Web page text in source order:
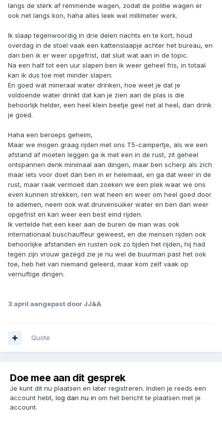
langs de sterk af remmende wagen, zodat de politie wagen er
ook net langs kon, haha alles leek wel millimeter werk.
Ik slaap tegenwoordig in drie delen nachts en te kort, houd
overdag in de stoel vaak een kattenslaapje achter het bureau, en
dan ben ik er weer opgefrist, dat sluit wat aan in de topic.
Na een half tot een uur slapen ben ik weer geheel fris, in totaal
kan ik dus toe met minder slapen.
En goed wat mineraal water drinken, hoe weet je dat je
voldoende water drinkt dat kan je zien aan de plas is die
behoorlijk helder, een heel klein beetje geel net al heel, dan drink
je goed.
Haha een beroeps geheim,
Maar we mogen graag rijden met ons T5-campertje, als we een
afstand af moeten leggen ga ik met een in de rust, zit geheel
ontspannen denk minimaal aan dingen, maar ben scherp als zich
maar iets voor doet dan ben in er helemaal, en ga dat weer in de
rust, maar raak vermoeit dan zoeken we een plek waar we ons
even kunnen strekken, ren wat heen en weer om heel goed door
te ademen, neem ook wat druivensuiker water en ben dan weer
opgefrist en kan weer een best eind rijden.
Ik vertelde het een keer aan de buren de man was ook
internationaal buschauffeur geweest, en die mensen rijden ook
behoorlijke afstanden en rusten ook zo tijden het rijden, hij had
tegen zijn vrouw gezegd zie je nu wel de buurman past het ook
toe, heb het van niemand geleerd, maar kom zelf vaak op
vernuftige dingen.
3 april aangepast door JJ&A
Quote
Doe mee aan dit gesprek
Je kunt dit nu plaatsen en later registreren. Indien je reeds een
account hebt, log dan nu in om het bericht te plaatsen met je
account.